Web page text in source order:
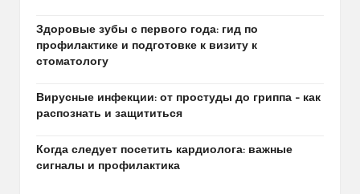
Здоровые зубы с первого года: гид по
профилактике и подготовке к визиту к
стоматологу
Вирусные инфекции: от простуды до гриппа – как
распознать и защититься
Когда следует посетить кардиолога: важные
сигналы и профилактика